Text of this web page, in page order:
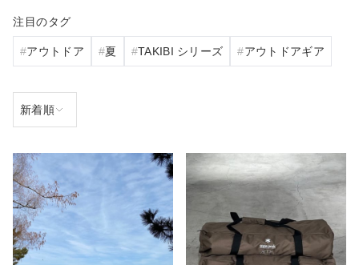
注目のタグ
アウトドア 夏 TAKIBI シリーズ アウトドアギア